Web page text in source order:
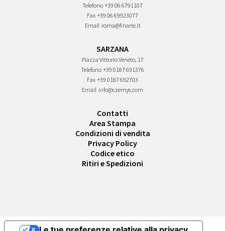
Telefono +39 06 6791107
Fax +39 06 69923077
Email roma@finarte.it
SARZANA
Piazza Vittorio Veneto, 17
Telefono +39 0187 691376
Fax +39 0187 692703
Email info@czernys.com
Contatti
Area Stampa
Condizioni di vendita
Privacy Policy
Codice etico
Ritiri e Spedizioni